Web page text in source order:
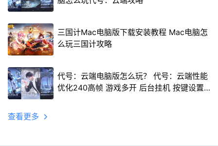
三国计Mac电脑版下载安装教程 Mac电脑怎
么玩三国计攻略
代号：云端电脑版怎么玩？ 代号：云端性能
优化240高帧 游戏多开 后台挂机 按键设置
查看更多